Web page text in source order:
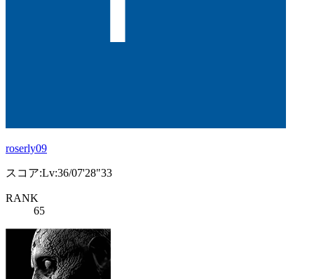
roserly09
スコア:Lv:36/07'28"33
RANK
65